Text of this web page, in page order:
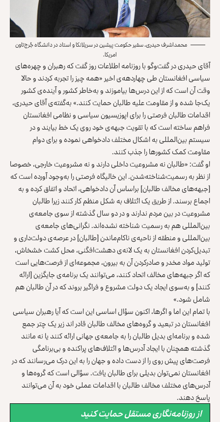
محمداشرف حیدری، سفیر حکومت پیشین در سریلانکا و استاد در دانشگاه جُرج‌تاون
امریکا.
آقای حیدری در گفت‌وگو با روزنامه اطلاعات روز گفت که رهبران و چهره‌های
سیاسی افغانستان طی چهاردهه‌ی اخیر «همه چیز را تجربه کردند و حالا
وقت آن است که از این درس‌ها بیاموزند و به‌خاطر کشور و آینده‌ی کشور
یک‌جا شده و از مقاومت علیه طالبان حمایت کنند.» به‌گفته‌ی آقای حیدری،
اقدامات طالبان فرصتی را برای اپوزیسیون سیاسی و نظامی افغانستان
فراهم ساخته است که با تقویت جبهه‌ی خود روی یک خط بیایند و در
سیستم بین‌المللی به اشکال مختلف دادخواهی نموده و برای دوام
مقاومت کمک کشورها را جذب کنند.
او گفت: «طالبان نه مشروعیت داخلی دارند و نه مشروعیت خارجی، خصوصا
از نظر به رسمیت‌شناخته‌شدن. این خالیگاه فرصتی را به‌وجود آورده است که
[جبهه‌های مخالف طالبان] براساس آن دادخواهی، اتحاد و اتفاق کرده و به
اجماع برسند. از طریق یک ائتلاف به شکل منظم کار کنند زیرا طالبان
مشروعیت در بین مردم ندارند و در دو سال گذشته از سوی جامعه‌ی
بین‌المللی هم به رسمیت شناخته نشده‌اند. نگرانی‌های جامعه‌ی
بین‌المللی و منطقه از ناحیه‌ی ناکام‌ماندن [طالبان] در عرصه‌ی دولت‌داری و
تبدیل‌کردن افغانستان به یک لانه‌ی دهشت‌افگنی، محل کشت خشخاش،
تولید مواد مخدر و صادرکردن آن به بیرون، مجموعه‌ای از فرصت‌هایی است
که اگر جبهه‌های مخالف اتحاد کنند، می‌توانند یک برنامه‌ی جایگزین [ارائه
کنند] و به‌سوی ایجاد یک دولت مشروع و فراگیر بروند که در آن طالبان هم
شامل شود.»
با تمام این اما و اگرها، اکنون سؤال اساسی این است که آیا رهبران سیاسی
افغانستان در تبعید و گروه‌های مخالف طالبان قادر اند زیر یک چتر جمع
شده و برنامه‌ای بدیل طالبان را به جامعه‌ی جهانی ارائه کنند یا نه مانند
گذشته همچنان با ایجاد آدرس‌ها و ائتلاف‌های پراکنده و بی‌برنامگی
فرصت‌های پیش روی را از دست داده و جهان را به این درک می‌رسانند که در
افغانستان نمی‌توان بدیلی برای طالبان یافت. سؤالی است که گروه‌ها و
آدرس‌های مختلف مخالف طالبان با اقدامات عملی خود به آن می‌توانند
پاسخ دهند.
از روزنامه‌نگاری مستقل حمایت کنید